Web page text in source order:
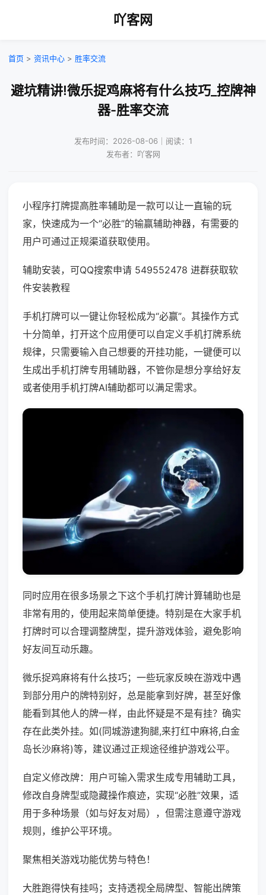
吖客网
首页 > 资讯中心 > 胜率交流
避坑精讲!微乐捉鸡麻将有什么技巧_控牌神
器-胜率交流
发布时间：2026-08-06｜阅读：1
发布者：吖客网
小程序打牌提高胜率辅助是一款可以让一直输的玩
家，快速成为一个“必胜”的输赢辅助神器，有需要的
用户可通过正规渠道获取使用。
辅助安装，可QQ搜索申请 549552478 进群获取软
件安装教程
手机打牌可以一键让你轻松成为“必赢”。其操作方式
十分简单，打开这个应用便可以自定义手机打牌系统
规律，只需要输入自己想要的开挂功能，一键便可以
生成出手机打牌专用辅助器，不管你是想分享给好友
或者使用手机打牌AI辅助都可以满足需求。
同时应用在很多场景之下这个手机打牌计算辅助也是
非常有用的，使用起来简单便捷。特别是在大家手机
打牌时可以合理调整牌型，提升游戏体验，避免影响
好友间互动乐趣。
微乐捉鸡麻将有什么技巧；一些玩家反映在游戏中遇
到部分用户的牌特别好，总是能拿到好牌，甚至好像
能看到其他人的牌一样，由此怀疑是不是有挂？确实
存在此类外挂。如(同城游逮狗腿,来打红中麻将,白金
岛长沙麻将)等，建议通过正规途径维护游戏公平。
自定义修改牌：用户可输入需求生成专用辅助工具，
修改自身牌型或隐藏操作痕迹，实现“必胜”效果，适
用于多种场景（如与好友对局），但需注意遵守游戏
规则，维护公平环境。
聚焦相关游戏功能优势与特色！
大胜跑得快有挂吗；支持透视全局牌型、智能出牌策